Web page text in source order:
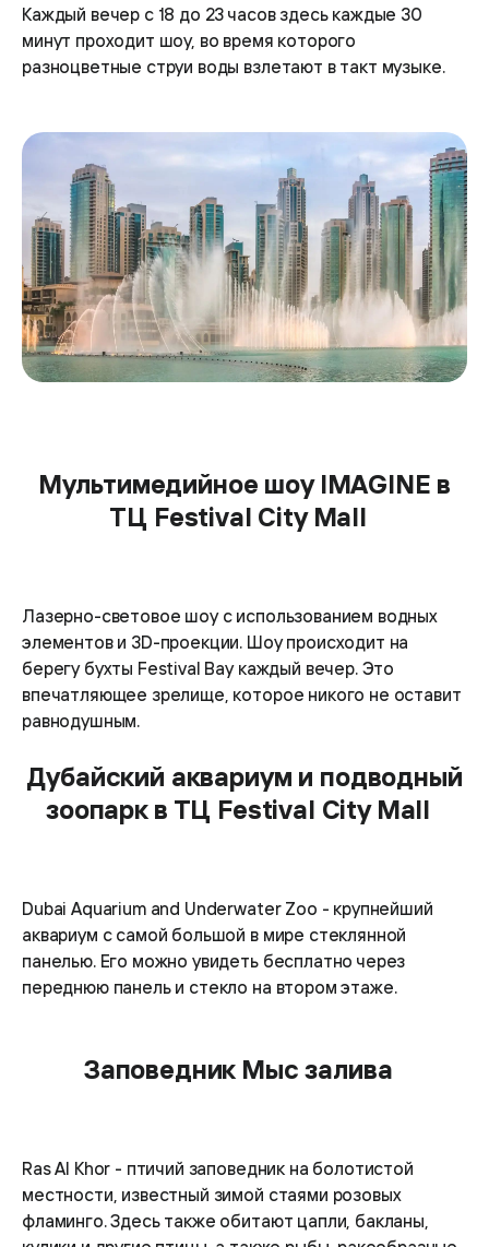
Каждый вечер с 18 до 23 часов здесь каждые 30
минут проходит шоу, во время которого
разноцветные струи воды взлетают в такт музыке.
Мультимедийное шоу IMAGINE в
ТЦ Festival City Mall
Лазерно-световое шоу с использованием водных
элементов и 3D-проекции. Шоу происходит на
берегу бухты Festival Bay каждый вечер. Это
впечатляющее зрелище, которое никого не оставит
равнодушным.
Дубайский аквариум и подводный
зоопарк в ТЦ Festival City Mall
Dubai Aquarium and Underwater Zoo - крупнейший
аквариум с самой большой в мире стеклянной
панелью. Его можно увидеть бесплатно через
переднюю панель и стекло на втором этаже.
Заповедник Мыс залива
Ras Al Khor - птичий заповедник на болотистой
местности, известный зимой стаями розовых
фламинго. Здесь также обитают цапли, бакланы,